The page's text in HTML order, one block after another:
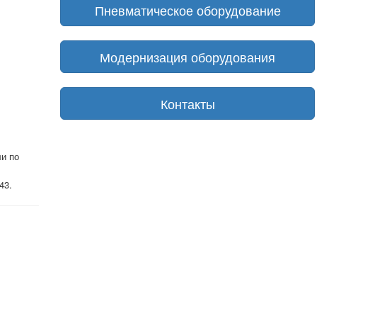
по
Пневматическое оборудование
Модернизация оборудования
Контакты